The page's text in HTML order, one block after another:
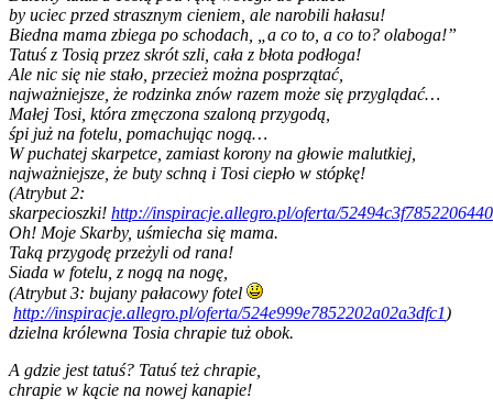
by uciec przed strasznym cieniem, ale narobili hałasu!
Biedna mama zbiega po schodach, „a co to, a co to? olaboga!”
Tatuś z Tosią przez skrót szli, cała z błota podłoga!
Ale nic się nie stało, przecież można posprzątać,
najważniejsze, że rodzinka znów razem może się przyglądać…
Małej Tosi, która zmęczona szaloną przygodą,
śpi już na fotelu, pomachując nogą…
W puchatej skarpetce, zamiast korony na głowie malutkiej,
najważniejsze, że buty schną i Tosi ciepło w stópkę!
(Atrybut 2:
skarpecioszki! http://inspiracje.allegro.pl/oferta/
Oh! Moje Skarby, uśmiecha się mama.
Taką przygodę przeżyli od rana!
Siada w fotelu, z nogą na nogę,
(Atrybut 3: bujany pałacowy fotel
http://inspiracje.allegro.pl/oferta/524e999e7852202a02a3dfc1)
dzielna królewna Tosia chrapie tuż obok.
A gdzie jest tatuś? Tatuś też chrapie,
chrapie w kącie na nowej kanapie!